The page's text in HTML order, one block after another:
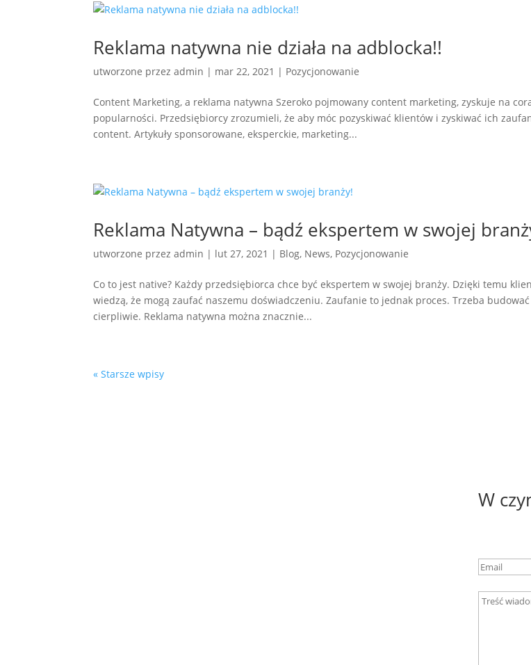
Reklama natywna nie działa na adblocka!!
utworzone przezadmin | mar 22, 2021 | Pozycjonowanie
Content Marketing, a reklama natywna Szeroko pojmowany content marketing, zyskuje na
popularności. Przedsiębiorcy zrozumieli, że aby móc pozyskiwać klientów i zyskiwać ich
content. Artykuły sponsorowane, eksperckie, marketing...
Reklama Natywna – bądź ekspertem w swojej
utworzone przezadmin | lut 27, 2021 | Blog, News, Pozycjonowanie
Co to jest native? Każdy przedsiębiorca chce być ekspertem w swojej branży. Dzięki temu
wiedzą, że mogą zaufać naszemu doświadczeniu. Zaufanie to jednak proces. Trzeba
cierpliwie. Reklama natywna można znacznie...
« Starsze wpisy
W